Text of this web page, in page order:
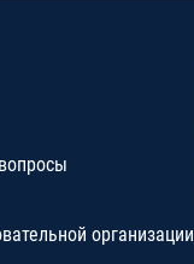
организации